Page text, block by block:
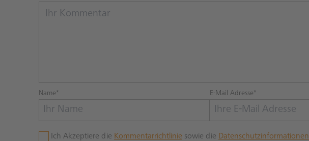
Name* E-Mail Adresse*
Ich Akzeptiere die Kommentarrichtlinie sowie die Datenschutzinformationen